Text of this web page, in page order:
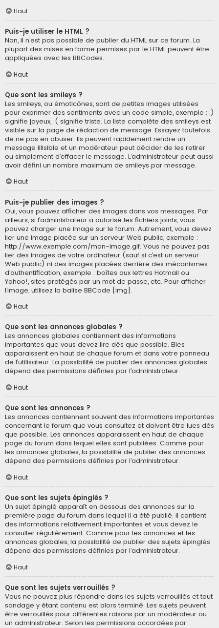
Haut
Puis-je utiliser le HTML ?
Non, il n’est pas possible de publier du HTML sur ce forum. La
plupart des mises en forme permises par le HTML peuvent être
appliquées avec les BBCodes.
Haut
Que sont les smileys ?
Les smileys, ou émoticônes, sont de petites images utilisées
pour exprimer des sentiments avec un code simple, exemple : :)
signifie joyeux, :( signifie triste. La liste complète des smileys est
visible sur la page de rédaction de message. Essayez toutefois
de ne pas en abuser. Ils peuvent rapidement rendre un
message illisible et un modérateur peut décider de les retirer
ou simplement d’effacer le message. L’administrateur peut aussi
avoir défini un nombre maximum de smileys par message.
Haut
Puis-je publier des images ?
Oui, vous pouvez afficher des images dans vos messages. Par
ailleurs, si l’administrateur a autorisé les fichiers joints, vous
pouvez charger une image sur le forum. Autrement, vous devez
lier une image placée sur un serveur Web public, exemple :
http://www.exemple.com/mon-image.gif. Vous ne pouvez pas
lier des images de votre ordinateur (sauf si c’est un serveur
Web public) ni des images placées derrière des mécanismes
d’authentification, exemple : boîtes aux lettres Hotmail ou
Yahoo!, sites protégés par un mot de passe, etc. Pour afficher
l’image, utilisez la balise BBCode [img].
Haut
Que sont les annonces globales ?
Les annonces globales contiennent des informations
importantes que vous devez lire dès que possible. Elles
apparaissent en haut de chaque forum et dans votre panneau
de l’utilisateur. La possibilité de publier des annonces globales
dépend des permissions définies par l’administrateur.
Haut
Que sont les annonces ?
Les annonces contiennent souvent des informations importantes
concernant le forum que vous consultez et doivent être lues dès
que possible. Les annonces apparaissent en haut de chaque
page du forum dans lequel elles sont publiées. Comme pour
les annonces globales, la possibilité de publier des annonces
dépend des permissions définies par l’administrateur.
Haut
Que sont les sujets épinglés ?
Un sujet épinglé apparaît en dessous des annonces sur la
première page du forum dans lequel il a été publié. il contient
des informations relativement importantes et vous devez le
consulter régulièrement. Comme pour les annonces et les
annonces globales, la possibilité de publier des sujets épinglés
dépend des permissions définies par l’administrateur.
Haut
Que sont les sujets verrouillés ?
Vous ne pouvez plus répondre dans les sujets verrouillés et tout
sondage y étant contenu est alors terminé. Les sujets peuvent
être verrouillés pour différentes raisons par un modérateur ou
un administrateur. Selon les permissions accordées par